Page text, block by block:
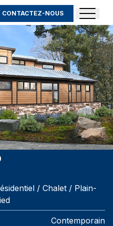
CONTACTEZ-NOUS
/ Chalet / Plain-
Contemporain